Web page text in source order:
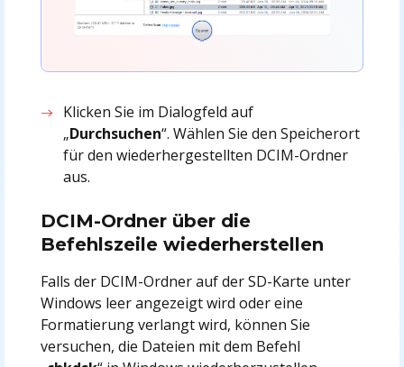
Klicken Sie im Dialogfeld auf
„Durchsuchen“. Wählen Sie den Speicherort
für den wiederhergestellten DCIM-Ordner
aus.
DCIM-Ordner über die
Befehlszeile wiederherstellen
Falls der DCIM-Ordner auf der SD-Karte unter
Windows leer angezeigt wird oder eine
Formatierung verlangt wird, können Sie
versuchen, die Dateien mit dem Befehl